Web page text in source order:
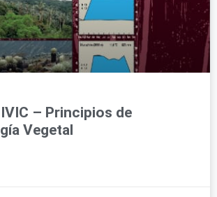
– Principios de
Vegetal